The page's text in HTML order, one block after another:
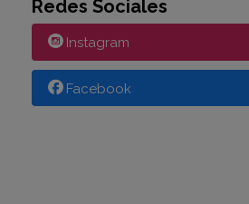
Redes Sociales
Instagram
Facebook